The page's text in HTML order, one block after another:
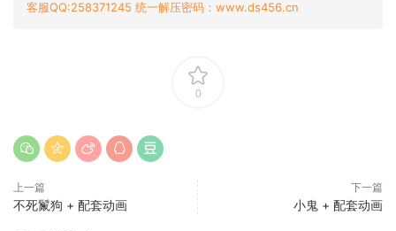
客服QQ:258371245 统一解压密码：www.ds456.cn
0
上一篇
不死鬣狗 + 配套动画
下一篇
小鬼 + 配套动画